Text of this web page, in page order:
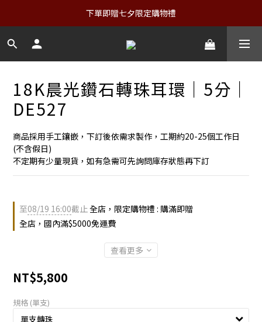
下單即贈七夕限定購物禮
18K晨光鑽石轉珠耳環｜5分｜
DE527
商品採用手工鑲嵌，下訂後依需求製作，工期約20-25個工作日
(不含假日)
不定期有少量現貨，如有急需可先詢問庫存狀態再下訂
至08/19 16:00截止全店，限定購物禮 : 購滿即贈
全店，國內滿$5000免運費
查看更多
NT$5,800
規格 (單支)